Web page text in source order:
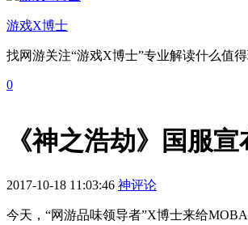
游戏X博士
找网游关注“游戏X博士”专业解读什么值得
0
《神之浩劫》国服
2017-10-18 11:03:46 神评论
今天，“网游品味领导者”X博士来给